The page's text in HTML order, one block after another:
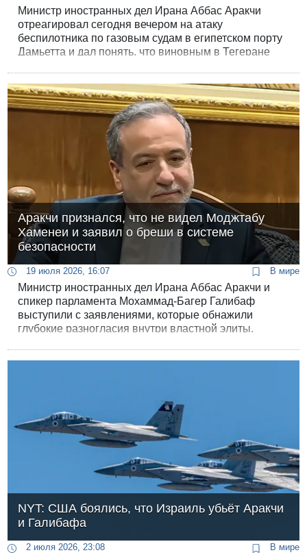
Министр иностранных дел Ирана Аббас Аракчи
отреагировал сегодня вечером на атаку
беспилотника по газовым судам в египетском порту
Дамьетта и дал понять, что виновным в Тегеране
Аракчи признался, что не видел Моджтабу
Хаменеи и заявил о бреши в системе
безопасности
19 июля 2026, 16:07 В мире
Министр иностранных дел Ирана Аббас Аракчи и
спикер парламента Мохаммад-Багер Галибаф
выступили с заявлениями, которые обнажили
глубокие разногласия внутри властной элиты,
NYT: США боялись, что Израиль убьёт Аракчи
и Галибафа
2 июля 2026, 23:08 В мире